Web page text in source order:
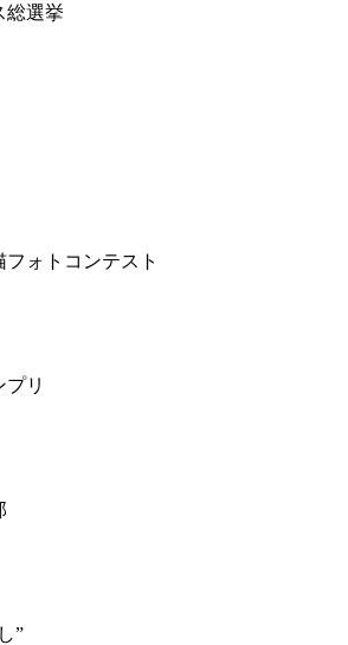
総選挙
ォトコンテスト
リ
”